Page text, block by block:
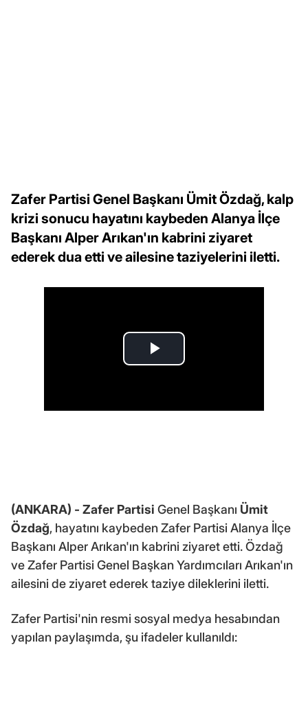
Zafer Partisi Genel Başkanı Ümit Özdağ, kalp
krizi sonucu hayatını kaybeden Alanya İlçe
Başkanı Alper Arıkan'ın kabrini ziyaret
ederek dua etti ve ailesine taziyelerini iletti.
(ANKARA) - Zafer Partisi Genel Başkanı Ümit
Özdağ, hayatını kaybeden Zafer Partisi Alanya İlçe
Başkanı Alper Arıkan'ın kabrini ziyaret etti. Özdağ
ve Zafer Partisi Genel Başkan Yardımcıları Arıkan'ın
ailesini de ziyaret ederek taziye dileklerini iletti.
Zafer Partisi'nin resmi sosyal medya hesabından
yapılan paylaşımda, şu ifadeler kullanıldı: